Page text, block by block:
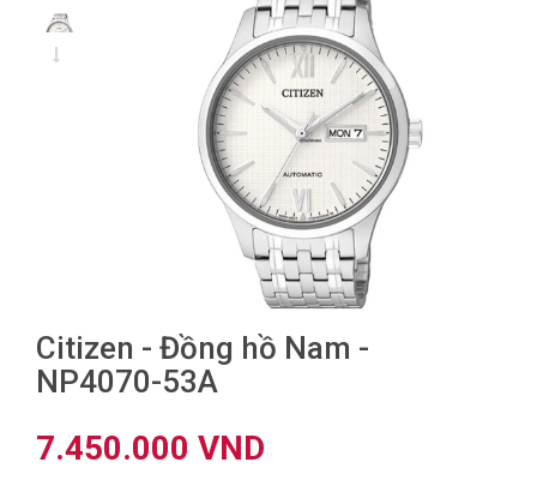
Citizen - Đồng hồ Nam -
NP4070-53A
7.450.000 VND